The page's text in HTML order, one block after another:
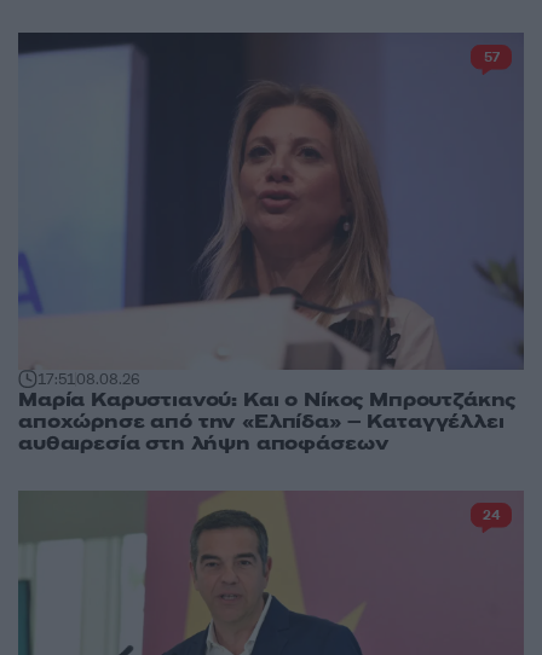
17:5108.08.26
Μαρία Καρυστιανού: Και ο Νίκος Μπρουτζάκης
αποχώρησε από την «Ελπίδα» – Καταγγέλλει
αυθαιρεσία στη λήψη αποφάσεων
57
24